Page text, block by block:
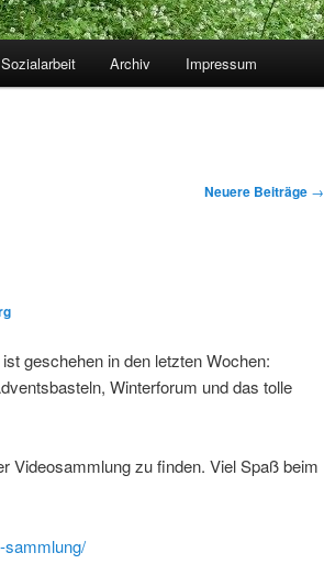
Sozialarbeit Archiv Impressum
Neuere Beiträge →
geschehen in den letzten Wochen:
Winterforum und das tolle
Videosammlung zu finden. Viel Spaß beim
sammlung/